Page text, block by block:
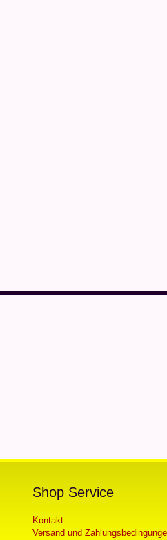
Shop Service
Kontakt
Versand und